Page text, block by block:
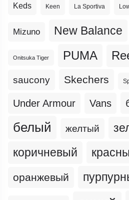
Keds Keen La Sportiva
Mizuno New Balance
Onitsuka Tiger PUMA
saucony Skechers
Under Armour Vans
белый желтый
коричневый
оранжевый